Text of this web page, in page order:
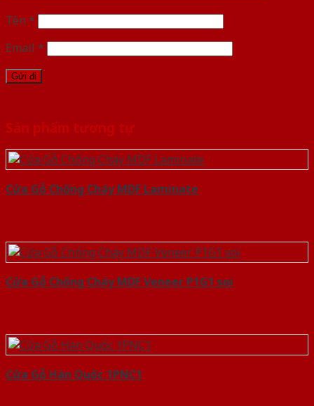
Tên *
Email *
Sản phẩm tương tự
Cửa Gỗ Chống Cháy MDF Laminate
Cửa Gỗ Chống Cháy MDF Veneer P1G1 soi
Cửa Gỗ Hàn Quốc 1PNC1